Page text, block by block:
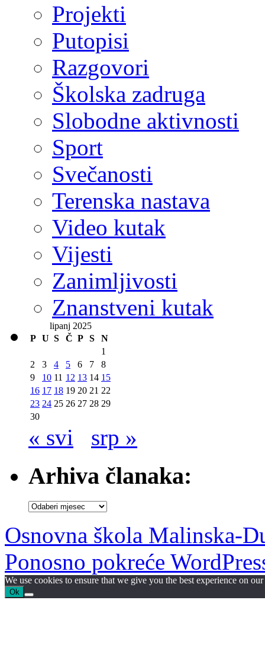
Projekti
Putopisi
Razgovori
Školska zadruga
Slobodne aktivnosti
Sport
Svečanosti
Terenska nastava
Video kutak
Vijesti
Zanimljivosti
Znanstveni kutak
lipanj 2025
P U S Č P S
N
1
2
3 4 5 6 7
8
9
10 11 12 13 14 15
16 17 18 19 20 21 22
23 24 25 26 27 28 29
30
« svi srp »
Arhiva članaka:
Arhiva
Osnovna škola Malinska-
Ponosno pokreće
We use cookies to ensure that we give you the best experience on
Ok